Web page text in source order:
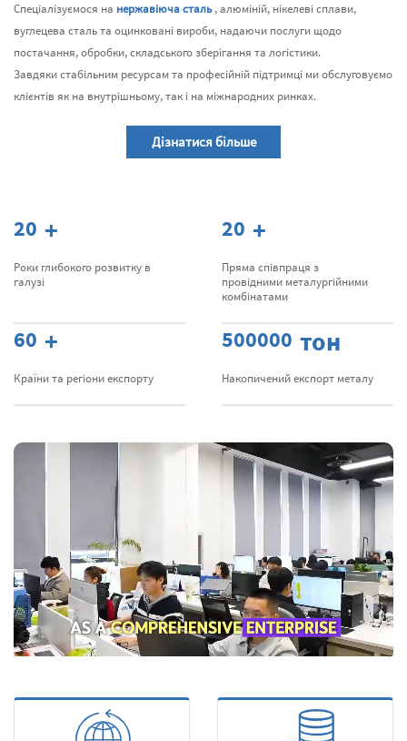
Спеціалізуємося на нержавіюча сталь, алюміній, нікелеві сплави,
вуглецева сталь та оцинковані вироби, надаючи послуги щодо
постачання, обробки, складського зберігання та логістики.
Завдяки стабільним ресурсам та професійній підтримці ми обслуговуємо
клієнтів як на внутрішньому, так і на міжнародних ринках.
Дізнатися більше
20 +
Роки глибокого розвитку в
галузі
20 +
Пряма співпраця з
провідними металургійними
комбінатами
60 +
Країни та регіони експорту
500000 тон
Накопичений експорт металу